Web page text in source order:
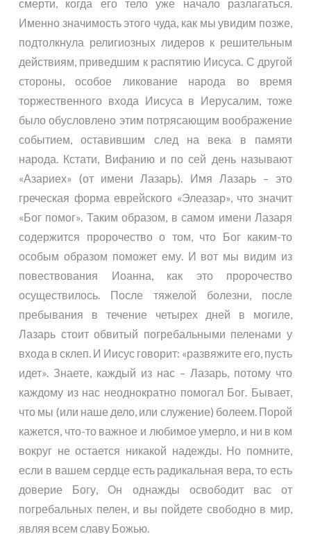
смерти, когда его тело уже начало разлагаться.
Именно значимость этого чуда, как мы увидим позже,
подтолкнула религиозных лидеров к решительным
действиям, приведшим к распятию Иисуса. С другой
стороны, особое ликование народа во время
торжественного входа Иисуса в Иерусалим, тоже
было обусловлено этим потрясающим воображение
событием, оставившим след на века в памяти
народа. Кстати, Вифанию и по сей день называют
«Азариех» (от имени Лазарь). Имя Лазарь – это
греческая форма еврейского «Элеазар», что значит
«Бог помог». Таким образом, в самом имени Лазаря
содержится пророчество о том, что Бог каким-то
особым образом поможет ему. И вот мы видим из
повествования Иоанна, как это пророчество
осуществилось. После тяжелой болезни, после
пребывания в течение четырех дней в могиле,
Лазарь стоит обвитый погребальными пеленами у
входа в склеп. И Иисус говорит: «развяжите его, пусть
идет». Знаете, каждый из нас – Лазарь, потому что
каждому из нас неоднократно помогал Бог. Бывает,
что мы (или наше дело, или служение) болеем. Порой
кажется, что-то важное и любимое умерло, и ни в ком
вокруг не остается никакой надежды. Но помните,
если в вашем сердце есть радикальная вера, то есть
доверие Богу, Он однажды освободит вас от
погребальных пелен, и вы пойдете свободно в мир,
являя всем славу Божью.